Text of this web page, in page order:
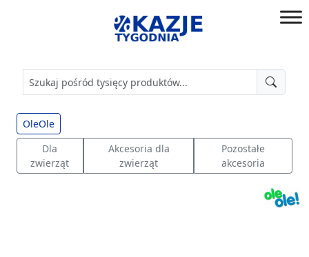
złap
OleOle
Dla
zwierząt
Akcesoria dla
zwierząt
Pozostałe
akcesoria